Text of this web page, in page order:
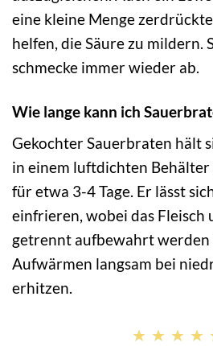
eine kleine Menge
helfen, die Säure zu mildern.
schmecke immer wieder ab.
Wie lange kann ich
Gekochter Sauerbraten hält
in einem luftdichten Behälter
für etwa 3-4 Tage. Er lässt
einfrieren, wobei das Fleisch
getrennt aufbewahrt werden
Aufwärmen langsam bei
erhitzen.